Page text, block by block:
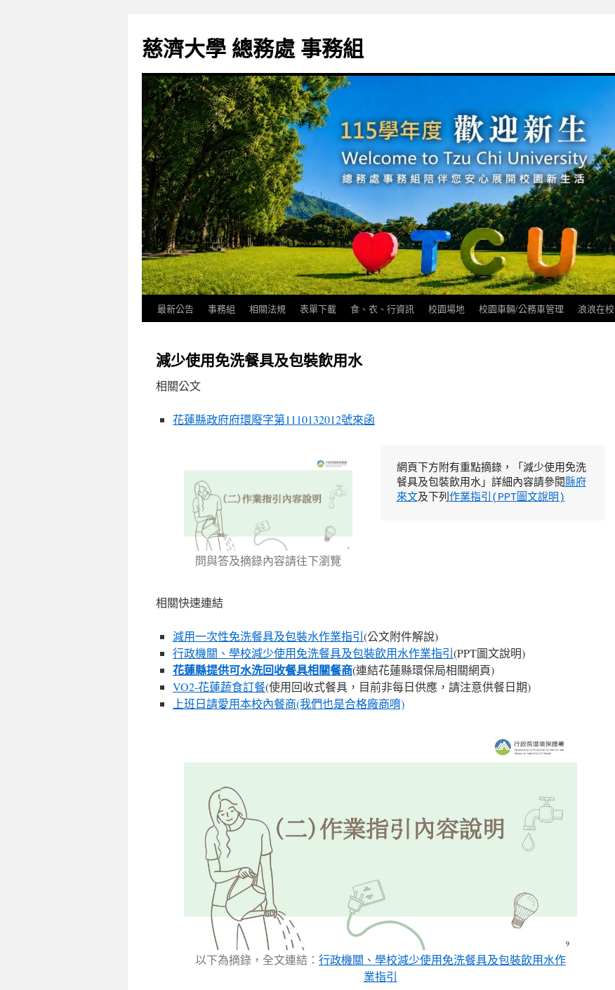
主
要
容
慈濟大學 總務處 事務組
最新公告 事務組 相關法規 表單下載 食、衣、行資訊 校園場地 校園車輛/公務車管理 浪浪在校
減少使用免洗餐具及包裝飲用水
相關公文
花蓮縣政府府環廢字第1110132012號來函
問與答及摘錄內容請往下瀏覽
網頁下方附有重點摘錄，「減少使用免洗
餐具及包裝飲用水」詳細內容請參閱縣府
來文及下列作業指引(PPT圖文說明)
相關快速連結
減用一次性免洗餐具及包裝水作業指引(公文附件解說)
行政機關、學校減少使用免洗餐具及包裝飲用水作業指引(PPT圖文說明)
花蓮縣提供可水洗回收餐具相關餐商(連結花蓮縣環保局相關網頁)
VO2-花蓮蔬食訂餐(使用回收式餐具，目前非每日供應，請注意供餐日期)
上班日請愛用本校內餐商(我們也是合格廠商唷)
以下為摘錄，全文連結： 行政機關、學校減少使用免洗餐具及包裝飲用水作
業指引